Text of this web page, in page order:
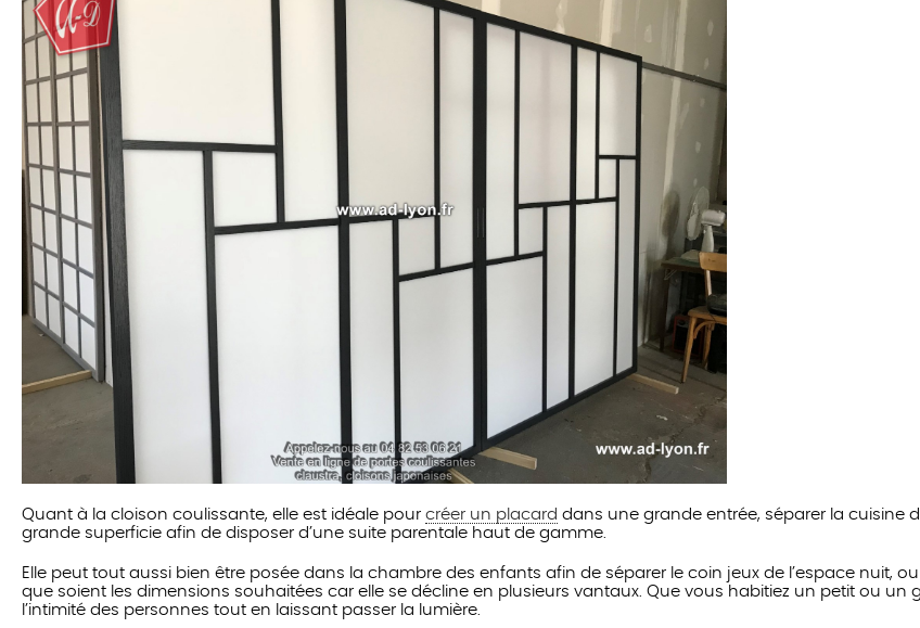
Quant à la cloison coulissante, elle est idéale pour créer un placard dans une grande entrée, séparer la cuisine
grande superficie afin de disposer d’une suite parentale haut de gamme.
Elle peut tout aussi bien être posée dans la chambre des enfants afin de séparer le coin jeux de l’espace nuit,
que soient les dimensions souhaitées car elle se décline en plusieurs vantaux. Que vous habitiez un petit ou un
l’intimité des personnes tout en laissant passer la lumière.